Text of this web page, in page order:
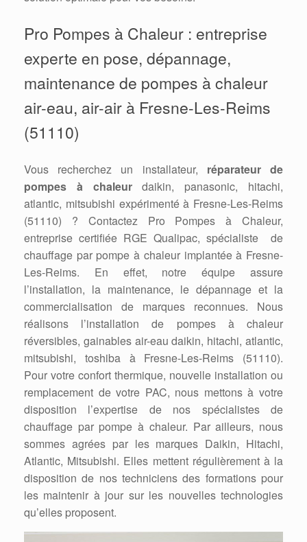
Pro Pompes à Chaleur : entreprise
experte en pose, dépannage,
maintenance de pompes à chaleur
air-eau, air-air à Fresne-Les-Reims
(51110)
Vous recherchez un installateur, réparateur de
pompes à chaleurdaikin, panasonic, hitachi,
atlantic, mitsubishi expérimenté à Fresne-Les-Reims
(51110) ? Contactez Pro Pompes à Chaleur,
entreprise certifiée RGE Qualipac, spécialiste de
chauffage par pompe à chaleur implantée à Fresne-
Les-Reims. En effet, notre équipe assure
l’installation, la maintenance, le dépannage et la
commercialisation de marques reconnues. Nous
réalisons l’installation de pompes à chaleur
réversibles, gainables air-eau daikin, hitachi, atlantic,
mitsubishi, toshiba à Fresne-Les-Reims (51110).
Pour votre confort thermique, nouvelle installation ou
remplacement de votre PAC, nous mettons à votre
disposition l’expertise de nos spécialistes de
chauffage par pompe à chaleur. Par ailleurs, nous
sommes agrées par les marques Daikin, Hitachi,
Atlantic, Mitsubishi. Elles mettent régulièrement à la
disposition de nos techniciens des formations pour
les maintenir à jour sur les nouvelles technologies
qu’elles proposent.